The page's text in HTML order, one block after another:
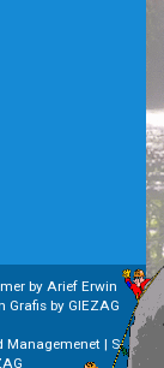
by Arief Erwin
Grafis by GIEZAG
Managemenet | S-